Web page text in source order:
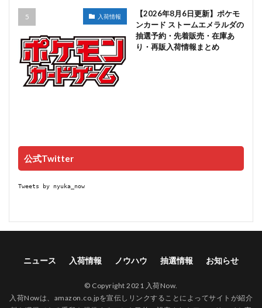
入荷情報
【2026年8月6日更新】ポケモ
ンカード ストームエメラルダの
抽選予約・先着販売・在庫あ
り・再販入荷情報まとめ
公式Twitter
Tweets by nyuka_now
ニュース 入荷情報 ノウハウ 抽選情報 お知らせ
© Copyright 2021 入荷Now.
入荷Nowは、amazon.co.jpを宣伝しリンクすることによってサイトが紹介